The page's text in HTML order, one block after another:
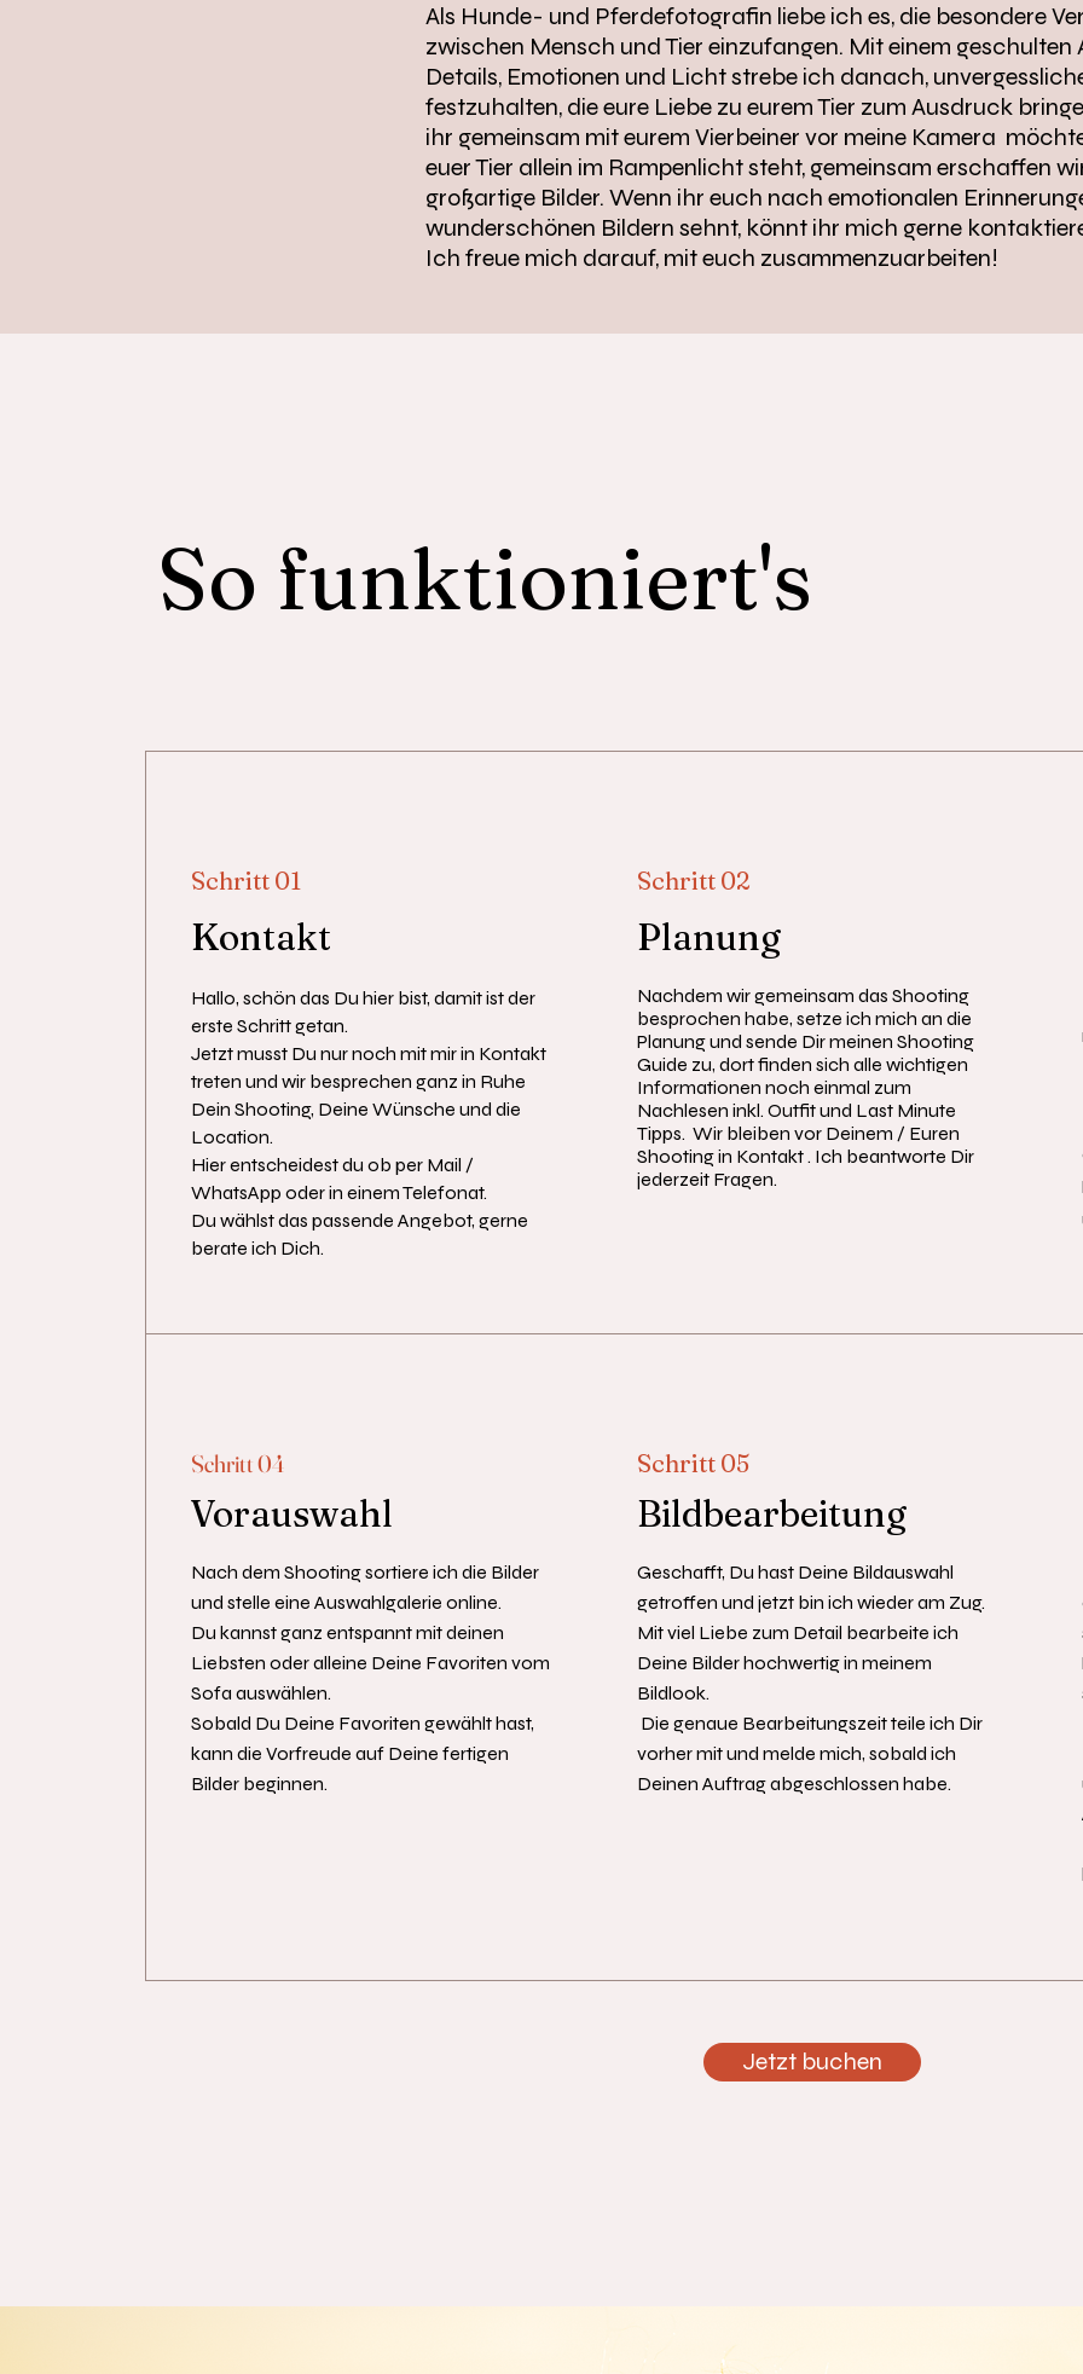
Als Hunde- und Pferdefotografin liebe ich es, die besondere
zwischen Mensch und Tier einzufangen. Mit einem geschulten
Details, Emotionen und Licht strebe ich danach,
festzuhalten, die eure Liebe zu eurem Tier zum Ausdruck
ihr gemeinsam mit eurem Vierbeiner vor meine Kamera
euer Tier allein im Rampenlicht steht, gemeinsam erschaffen
großartige Bilder. Wenn ihr euch nach emotionalen
wunderschönen Bildern sehnt, könnt ihr mich gerne
Ich freue mich darauf, mit euch zusammenzuarbeiten!
So funktioniert's
Schritt 01
Kontakt
Hallo, schön das Du hier bist, damit ist der
erste Schritt getan.
Jetzt musst Du nur noch mit mir in Kontakt
treten und wir besprechen ganz in Ruhe
Dein Shooting, Deine Wünsche und die
Location.
Hier entscheidest du ob per Mail /
WhatsApp oder in einem Telefonat.
Du wählst das passende Angebot, gerne
berate ich Dich.
Schritt 02
Planung
Nachdem wir gemeinsam das Shooting
besprochen habe, setze ich mich an die
Planung und sende Dir meinen Shooting
Guide zu, dort finden sich alle wichtigen
Informationen noch einmal zum
Nachlesen inkl. Outfit und Last Minute
Tipps. Wir bleiben vor Deinem / Euren
Shooting in Kontakt . Ich beantworte Dir
jederzeit Fragen.
Schritt 04
Vorauswahl
Nach dem Shooting sortiere ich die Bilder
und stelle eine Auswahlgalerie online.
Du kannst ganz entspannt mit deinen
Liebsten oder alleine Deine Favoriten vom
Sofa auswählen.
Sobald Du Deine Favoriten gewählt hast,
kann die Vorfreude auf Deine fertigen
Bilder beginnen.
Schritt 05
Bildbearbeitung
Geschafft, Du hast Deine Bildauswahl
getroffen und jetzt bin ich wieder am Zug.
Mit viel Liebe zum Detail bearbeite ich
Deine Bilder hochwertig in meinem
Bildlook.
Die genaue Bearbeitungszeit teile ich Dir
vorher mit und melde mich, sobald ich
Deinen Auftragabgeschlossen habe.
Jetzt buchen